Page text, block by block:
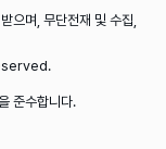
으며, 무단전재 및 수집,
준수합니다.